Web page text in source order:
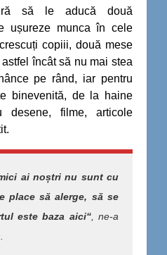
să le aducă două
ușureze munca în cele
copiii, două mese
încât să nu mai stea
pe rând, iar pentru
binevenită, de la haine
filme, articole
ai noștri nu sunt cu
place să alerge, să se
este baza aici“, ne-a